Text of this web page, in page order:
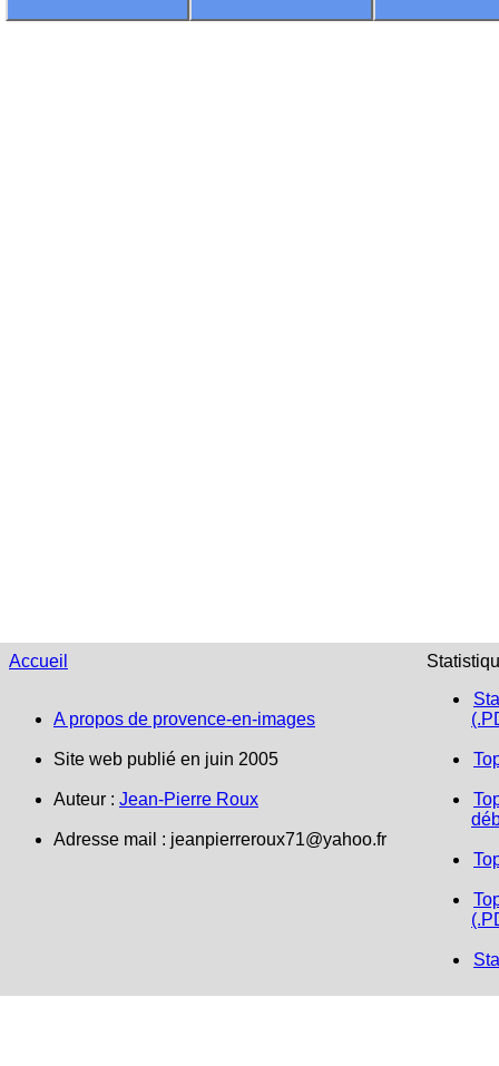
Accueil
A propos de provence-en-images
Site web publié en juin 2005
Auteur : Jean-Pierre Roux
Adresse mail : jeanpierreroux71@yahoo.fr